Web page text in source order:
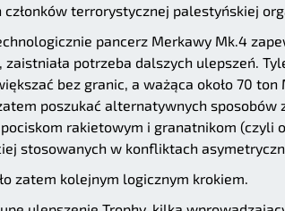
terrorystycznej palestyńskiej
pancerz Merkawy Mk.4
potrzeba dalszych ulepszeń.
bez granic, a ważąca około 70
poszukać alternatywnych sposobów
rakietowym i granatnikom (czyli
stosowanych w konfliktach
zatem kolejnym logicznym krokiem.